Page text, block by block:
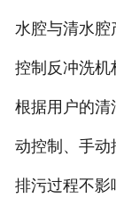
水腔与清水腔
控制反冲洗机
根据用户的清
动控制、手动
排污过程不影